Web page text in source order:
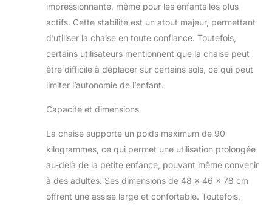
impressionnante, même pour les enfants les plus
actifs. Cette stabilité est un atout majeur, permettant
d’utiliser la chaise en toute confiance. Toutefois,
certains utilisateurs mentionnent que la chaise peut
être difficile à déplacer sur certains sols, ce qui peut
limiter l’autonomie de l’enfant.
Capacité et dimensions
La chaise supporte un poids maximum de 90
kilogrammes, ce qui permet une utilisation prolongée
au-delà de la petite enfance, pouvant même convenir
à des adultes. Ses dimensions de 48 x 46 x 78 cm
offrent une assise large et confortable. Toutefois,